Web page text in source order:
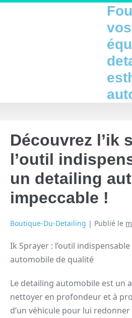
vos
Découvrez l’ik
l’outil
un detailing
impeccable !
Boutique-Du-Detailing | Publié le
Ik Sprayer : l’outil
automobile de qualité
Le detailing automobile est un
nettoyer en profondeur et à
d’un véhicule pour lui